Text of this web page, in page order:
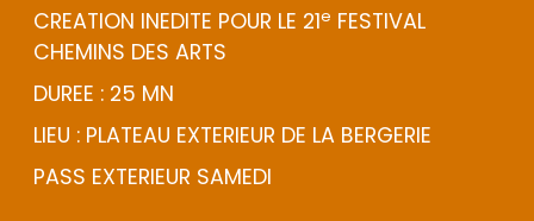
CREATION INEDITE POUR LE 21e FESTIVAL
CHEMINS DES ARTS
DUREE : 25 MN
LIEU : PLATEAU EXTERIEUR DE LA BERGERIE
PASS EXTERIEUR SAMEDI